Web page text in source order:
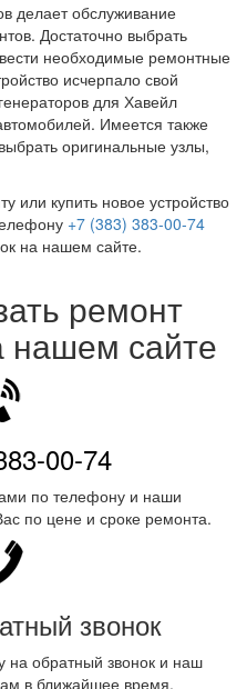
делает обслуживание
Достаточно выбрать
необходимые ремонтные
исчерпало свой
для Хавейл
Имеется также
оригинальные узлы,
или купить новое устройство
+7 (383) 383-00-74
на нашем сайте.
ремонт
нашем сайте
00-74
по телефону и наши
по цене и сроке ремонта.
звонок
на обратный звонок и наш
в ближайшее время.